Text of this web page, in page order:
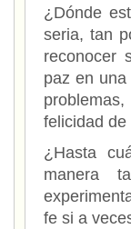
¿Dónde
seria, tan
reconocer
paz en
felicidad de
¿Hasta
manera
fe si a